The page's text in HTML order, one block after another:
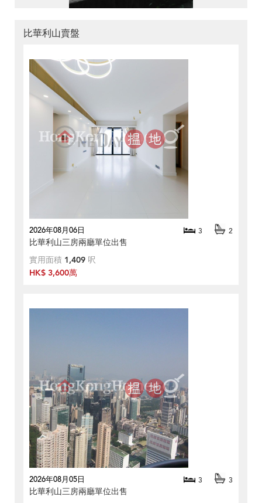
比華利山賣盤
2026年08月06日 3 2
比華利山三房兩廳單位出售
實用面積 1,409 呎
HK$ 3,600萬
2026年08月05日 3 3
比華利山三房兩廳單位出售